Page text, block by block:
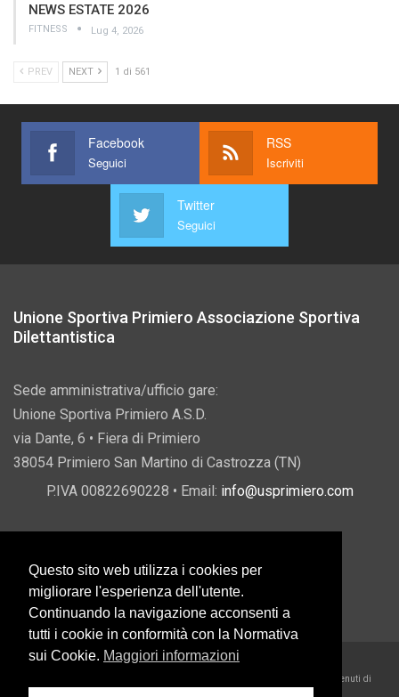
NEWS ESTATE 2026
FITNESS Lug 4, 2026
PREV NEXT 1 di 561
Facebook
Seguici
RSS
Iscriviti
Twitter
Seguici
Unione Sportiva Primiero Associazione Sportiva
Dilettantistica
Sede amministrativa/ufficio gare:
Unione Sportiva Primiero A.S.D.
via Dante, 6 • Fiera di Primiero
38054 Primiero San Martino di Castrozza (TN)
P.IVA 00822690228 • Email: info@usprimiero.com
Vantaggi da Pubblica Amministrazione
Eccetto dove diversamente specificato, i contenuti di
Questo sito web utilizza i cookies per
migliorare l'esperienza dell'utente.
Continuando la navigazione acconsenti a
tutti i cookie in conformità con la Normativa
sui Cookie. Maggiori informazioni